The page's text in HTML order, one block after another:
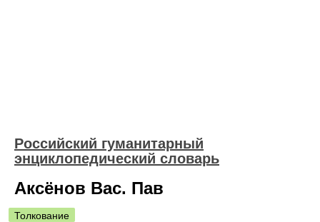
Российский гуманитарный
энциклопедический словарь
Аксёнов Вас. Пав
Толкование